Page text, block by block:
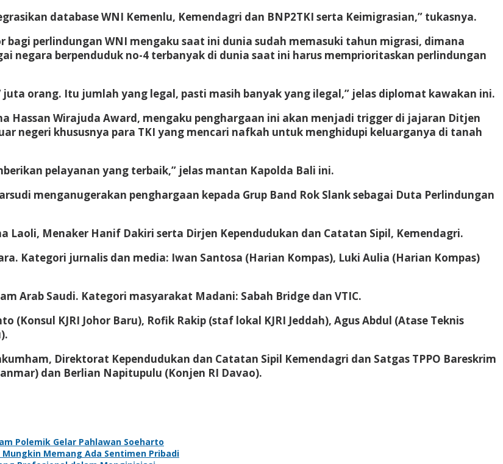
database WNI Kemenlu, Kemendagri dan BNP2TKI serta Keimigrasian,” tukasnya.
perlindungan WNI mengaku saat ini dunia sudah memasuki tahun migrasi, dimana
negara berpenduduk no-4 terbanyak di dunia saat ini harus memprioritaskan perlindungan
orang. Itu jumlah yang legal, pasti masih banyak yang ilegal,” jelas diplomat kawakan ini.
Hassan Wirajuda Award, mengaku penghargaan ini akan menjadi trigger di jajaran Ditjen
negeri khususnya para TKI yang mencari nafkah untuk menghidupi keluarganya di tanah
pelayanan yang terbaik,” jelas mantan Kapolda Bali ini.
menganugerakan penghargaan kepada Grup Band Rok Slank sebagai Duta Perlindungan
Laoli, Menaker Hanif Dakiri serta Dirjen Kependudukan dan Catatan Sipil, Kemendagri.
Kategori jurnalis dan media: Iwan Santosa (Harian Kompas), Luki Aulia (Harian Kompas)
Arab Saudi. Kategori masyarakat Madani: Sabah Bridge dan VTIC.
KJRI Johor Baru), Rofik Rakip (staf lokal KJRI Jeddah), Agus Abdul (Atase Teknis
Direktorat Kependudukan dan Catatan Sipil Kemendagri dan Satgas TPPO Bareskrim
dan Berlian Napitupulu (Konjen RI Davao).
Polemik Gelar Pahlawan Soeharto
Mungkin Memang Ada Sentimen Pribadi